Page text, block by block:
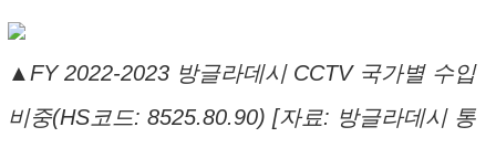
▲FY 2022-2023 방글라데시 CCTV 국가별 수입
비중(HS코드: 8525.80.90) [자료: 방글라데시 통